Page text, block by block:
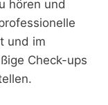
hören und
und im
Check-ups